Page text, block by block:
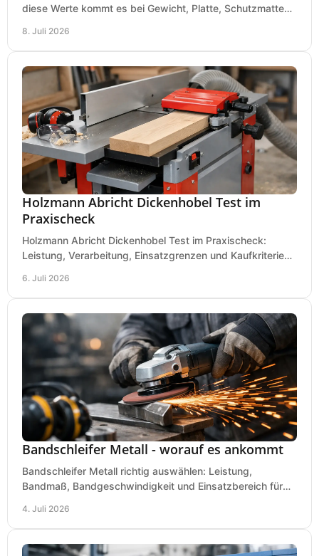
diese Werte kommt es bei Gewicht, Platte, Schutzmatte
8. Juli 2026
Holzmann Abricht Dickenhobel Test im
Praxischeck
Holzmann Abricht Dickenhobel Test im Praxischeck:
Leistung, Verarbeitung, Einsatzgrenzen und Kaufkriterien
6. Juli 2026
Bandschleifer Metall - worauf es ankommt
Bandschleifer Metall richtig auswählen: Leistung,
Bandmaß, Bandgeschwindigkeit und Einsatzbereich für
4. Juli 2026